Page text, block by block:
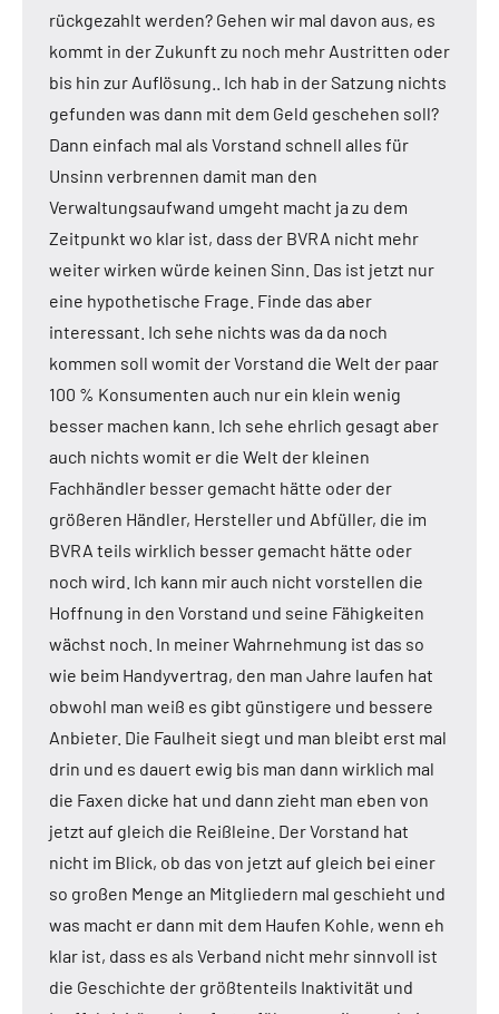
rückgezahlt werden? Gehen wir mal davon aus, es
kommt in der Zukunft zu noch mehr Austritten oder
bis hin zur Auflösung.. Ich hab in der Satzung nichts
gefunden was dann mit dem Geld geschehen soll?
Dann einfach mal als Vorstand schnell alles für
Unsinn verbrennen damit man den
Verwaltungsaufwand umgeht macht ja zu dem
Zeitpunkt wo klar ist, dass der BVRA nicht mehr
weiter wirken würde keinen Sinn. Das ist jetzt nur
eine hypothetische Frage. Finde das aber
interessant. Ich sehe nichts was da da noch
kommen soll womit der Vorstand die Welt der paar
100 % Konsumenten auch nur ein klein wenig
besser machen kann. Ich sehe ehrlich gesagt aber
auch nichts womit er die Welt der kleinen
Fachhändler besser gemacht hätte oder der
größeren Händler, Hersteller und Abfüller, die im
BVRA teils wirklich besser gemacht hätte oder
noch wird. Ich kann mir auch nicht vorstellen die
Hoffnung in den Vorstand und seine Fähigkeiten
wächst noch. In meiner Wahrnehmung ist das so
wie beim Handyvertrag, den man Jahre laufen hat
obwohl man weiß es gibt günstigere und bessere
Anbieter. Die Faulheit siegt und man bleibt erst mal
drin und es dauert ewig bis man dann wirklich mal
die Faxen dicke hat und dann zieht man eben von
jetzt auf gleich die Reißleine. Der Vorstand hat
nicht im Blick, ob das von jetzt auf gleich bei einer
so großen Menge an Mitgliedern mal geschieht und
was macht er dann mit dem Haufen Kohle, wenn eh
klar ist, dass es als Verband nicht mehr sinnvoll ist
die Geschichte der größtenteils Inaktivität und